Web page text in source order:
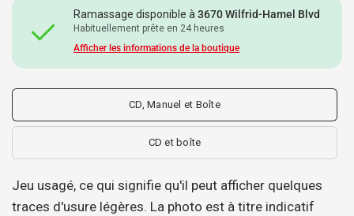
Ramassage disponible à3670 Wilfrid-Hamel Blvd
Habituellement prête en 24 heures
Afficher les informations de la boutique
CD, Manuel et Boîte
CD et boîte
Jeu usagé, ce qui signifie qu'il peut afficher quelques
traces d'usure légères. La photo est à titre indicatif